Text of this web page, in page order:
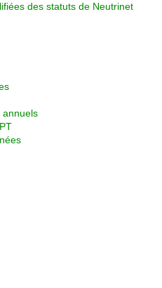
des statuts de Neutrinet
annuels